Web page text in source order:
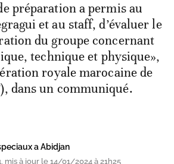
préparation a permis au
et au staff, d’évaluer le
du groupe concernant
technique et physique»,
royale marocaine de
dans un communiqué.
a Abidjan
mis à jour le 14/01/2024 à 21h25